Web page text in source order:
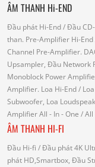
ÂM THANH Hi-END
Đầu phát Hi-End/ Đầu
than. Pre-Amplifier Hi-End
Channel Pre-Amplifier.
Upsampler, Đầu Network
Monoblock Power
Amplifier. Loa Hi-End/
Subwoofer, Loa
AmplifierAll - In - One / All
ÂM THANH HI-FI
Đầu Hi-fi / Đầu phát 4K
phát HD,Smartbox, Đầu